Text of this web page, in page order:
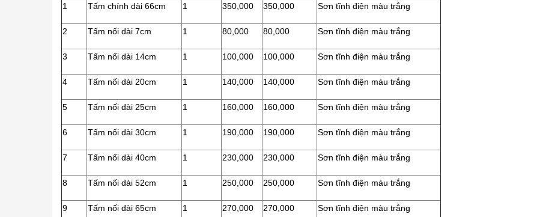
1 Tấm chính dài 66cm 1 350,000 350,000 Sơn tĩnh điện màu trắng
2 Tấm nối dài 7cm 1 80,000 80,000 Sơn tĩnh điện màu trắng
3 Tấm nối dài 14cm 1 100,000 100,000 Sơn tĩnh điện màu trắng
4 Tấm nối dài 20cm 1 140,000 140,000 Sơn tĩnh điện màu trắng
5 Tấm nối dài 25cm 1 160,000 160,000 Sơn tĩnh điện màu trắng
6 Tấm nối dài 30cm 1 190,000 190,000 Sơn tĩnh điện màu trắng
7 Tấm nối dài 40cm 1 230,000 230,000 Sơn tĩnh điện màu trắng
8 Tấm nối dài 52cm 1 250,000 250,000 Sơn tĩnh điện màu trắng
9 Tấm nối dài 65cm 1 270,000 270,000 Sơn tĩnh điện màu trắng